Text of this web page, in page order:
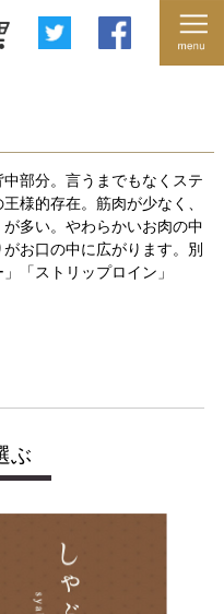
部分。言うまでもなくステ
様的存在。筋肉が少なく、
多い。やわらかいお肉の中
お口の中に広がります。別
「ストリップロイン」
ぶ